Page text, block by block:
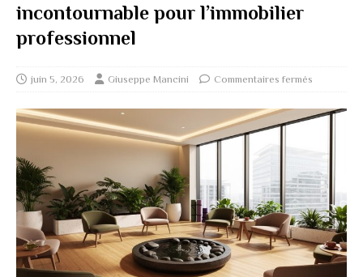
incontournable pour l’immobilier
professionnel
juin 5, 2026 Giuseppe Mancini Commentaires fermés